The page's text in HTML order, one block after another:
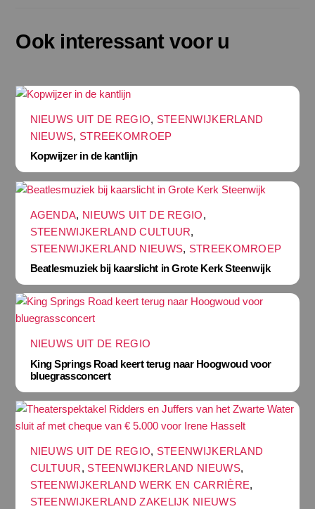
Ook interessant voor u
NIEUWS UIT DE REGIO, STEENWIJKERLAND
NIEUWS, STREEKOMROEP
Kopwijzer in de kantlijn
AGENDA, NIEUWS UIT DE REGIO,
STEENWIJKERLAND CULTUUR,
STEENWIJKERLAND NIEUWS, STREEKOMROEP
Beatlesmuziek bij kaarslicht in Grote Kerk Steenwijk
NIEUWS UIT DE REGIO
King Springs Road keert terug naar Hoogwoud voor
bluegrassconcert
NIEUWS UIT DE REGIO, STEENWIJKERLAND
CULTUUR, STEENWIJKERLAND NIEUWS,
STEENWIJKERLAND WERK EN CARRIÈRE,
STEENWIJKERLAND ZAKELIJK NIEUWS